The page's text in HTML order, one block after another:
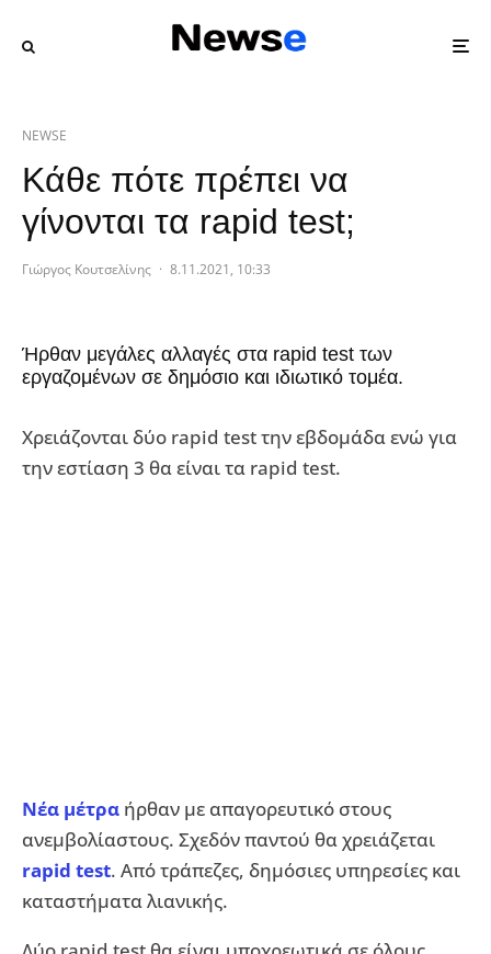
NEWSE
Κάθε πότε πρέπει να
γίνονται τα rapid test;
Γιώργος Κουτσελίνης · 8.11.2021, 10:33
Ήρθαν μεγάλες αλλαγές στα rapid test των
εργαζομένων σε δημόσιο και ιδιωτικό τομέα.
Χρειάζονται δύο rapid test την εβδομάδα ενώ για
την εστίαση 3 θα είναι τα rapid test.
Νέα μέτρα ήρθαν με απαγορευτικό στους
ανεμβολίαστους. Σχεδόν παντού θα χρειάζεται
rapid test. Από τράπεζες, δημόσιες υπηρεσίες και
καταστήματα λιανικής.